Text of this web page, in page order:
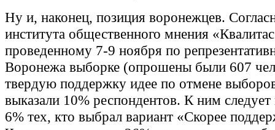
Ну и, наконец, позиция воронежцев.
института общественного мнения
проведенному 7-9 ноября по
Воронежа выборке (опрошены были 607
твердую поддержку идее по отмене
выказали 10% респондентов. К ним
6% тех, кто выбрал вариант «Скорее